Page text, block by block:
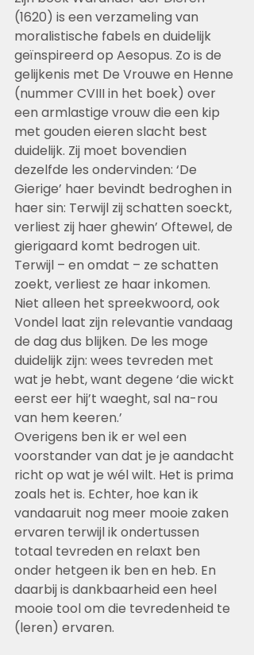
(1620) is een verzameling van
moralistische fabels en duidelijk
geïnspireerd op Aesopus. Zo is de
gelijkenis met De Vrouwe en Henne
(nummer CVIII in het boek) over
een armlastige vrouw die een kip
met gouden eieren slacht best
duidelijk. Zij moet bovendien
dezelfde les ondervinden: ‘De
Gierige’ haer bevindt bedroghen in
haer sin: Terwijl zij schatten soeckt,
verliest zij haer ghewin’ Oftewel, de
gierigaard komt bedrogen uit.
Terwijl – en omdat – ze schatten
zoekt, verliest ze haar inkomen.
Niet alleen het spreekwoord, ook
Vondel laat zijn relevantie vandaag
de dag dus blijken. De les moge
duidelijk zijn: wees tevreden met
wat je hebt, want degene ‘die wickt
eerst eer hij’t waeght, sal na-rou
van hem keeren.’
Overigens ben ik er wel een
voorstander van dat je je aandacht
richt op wat je wél wilt. Het is prima
zoals het is. Echter, hoe kan ik
vandaaruit nog meer mooie zaken
ervaren terwijl ik ondertussen
totaal tevreden en relaxt ben
onder hetgeen ik ben en heb. En
daarbij is dankbaarheid een heel
mooie tool om die tevredenheid te
(leren) ervaren.